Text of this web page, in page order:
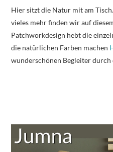
Hier sitzt die Natur mit am
vieles mehr finden wir auf
Patchworkdesign hebt die
die natürlichen Farben machen
wunderschönen Begleiter durch